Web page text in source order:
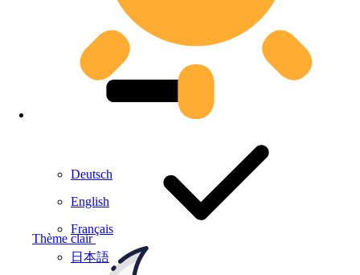
Thème clair
Deutsch
English
Français
日本語